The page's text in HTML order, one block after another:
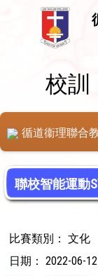
校訓
循道衞理聯合
聯校智能運動
比賽類別： 文化
日期： 2022-06-